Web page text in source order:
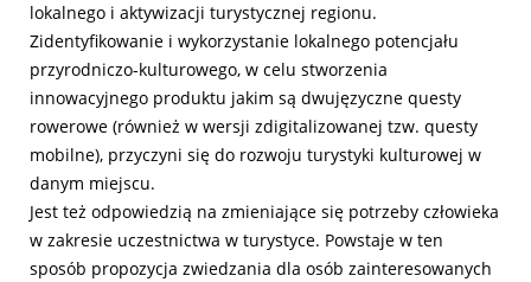
lokalnego i aktywizacji turystycznej regionu.
Zidentyfikowanie i wykorzystanie lokalnego potencjału
przyrodniczo-kulturowego, w celu stworzenia
innowacyjnego produktu jakim są dwujęzyczne questy
rowerowe (również w wersji zdigitalizowanej tzw. questy
mobilne), przyczyni się do rozwoju turystyki kulturowej w
danym miejscu.
Jest też odpowiedzią na zmieniające się potrzeby człowieka
w zakresie uczestnictwa w turystyce. Powstaje w ten
sposób propozycja zwiedzania dla osób zainteresowanych